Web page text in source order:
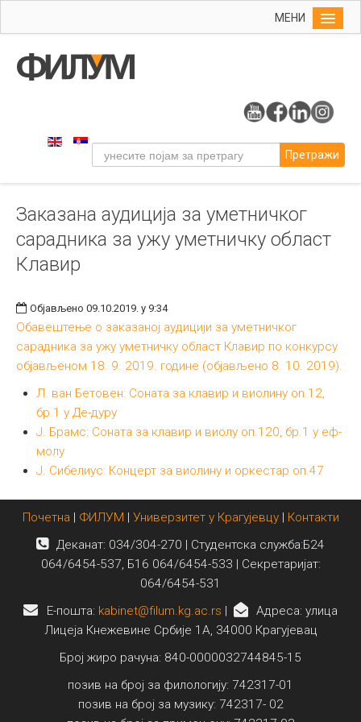
МЕНИ
Упис
Уметност
Музичка уметност
Примењена и ликовна уметност
Галерија
Библиотека
Студенти
Претражи
Заказана аудиција за уметничког
сарадника за ужу уметничку област
Клавир
Објављено 09.10.2019. у 9:34
Обавештење о заказаној аудицији за уметничког
сарадника за ужу уметничку област Клавир по конкурсу
објављеном 18. 9. 2019. године (објављено 8. 10. 2019).
Л. ван Бетовен: Соната за клавир и виолину on.12,
бр.1 у Де-дуру
Ј. Брамс: Соната за клавир и виолу оп.120, бр.1 у еф-
молу
Ј. Сибелиус: Концерт за виолину и оркестар оп.47
Почетна | ФИЛУМ | Универзитет у Крагујевцу| Контакти
Деканат: 034/304-270 | Студентска служба:Б24
064/6454-537, Б16 064/6454-533 | Секретаријат:
064/6454-531
E-пошта: kabinet@filum.kg.ac.rs |
Адреса: улица
Лицеја Кнежевине Србије 1А, 34000 Крагујевац
Број жиро рачуна: 840-0000032744845-15
позив на број за филологију: 742317-01
позив на број за музику: 742317- 02